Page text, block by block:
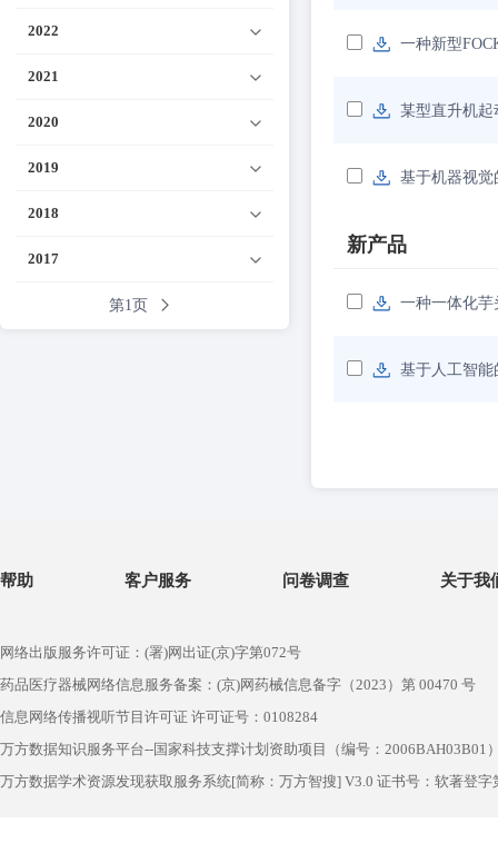
2022
2021
2020
2019
2018
2017
第1页
一种新型
某型直升机
基于机器视
新产品
一种一体化
基于人工智
帮助 客户服务 问卷调查 关于我
网络出版服务许可证：(署)网出证(京)字第072号
药品医疗器械网络信息服务备案：(京)网药械信息备字（2023）第 00470 号
信息网络传播视听节目许可证 许可证号：0108284
万方数据知识服务平台--国家科技支撑计划资助项目（编号：2006BAH03B01
万方数据学术资源发现获取服务系统[简称：万方智搜] V3.0 证书号：软著登字